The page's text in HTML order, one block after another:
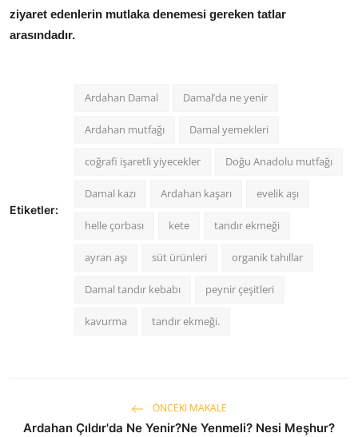
ziyaret edenlerin mutlaka denemesi gereken tatlar
arasındadır.
Etiketler:
Ardahan Damal Damal’da ne yenir
Ardahan mutfağı Damal yemekleri
coğrafi işaretli yiyecekler Doğu Anadolu mutfağı
Damal kazı Ardahan kaşarı evelik aşı
helle çorbası kete tandır ekmeği
ayran aşı süt ürünleri organik tahıllar
Damal tandır kebabı peynir çeşitleri
kavurma tandır ekmeği.
ÖNCEKI MAKALE
Ardahan Çıldır'da Ne Yenir?Ne Yenmeli? Nesi Meşhur?